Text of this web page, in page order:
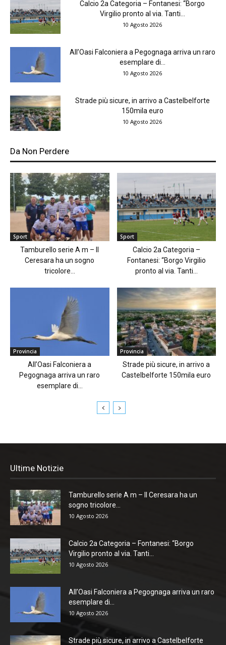
Calcio 2a Categoria – Fontanesi: “Borgo
Virgilio pronto al via. Tanti...
10 Agosto 2026
All’Oasi Falconiera a Pegognaga arriva un raro
esemplare di...
10 Agosto 2026
Strade più sicure, in arrivo a Castelbelforte
150mila euro
10 Agosto 2026
Da Non Perdere
Sport
Tamburello serie A m – Il
Ceresara ha un sogno
tricolore...
Sport
Calcio 2a Categoria –
Fontanesi: “Borgo Virgilio
pronto al via. Tanti...
Provincia
All’Oasi Falconiera a
Pegognaga arriva un raro
esemplare di...
Provincia
Strade più sicure, in arrivo a
Castelbelforte 150mila euro
Ultime Notizie
Tamburello serie A m – Il Ceresara ha un
sogno tricolore...
10 Agosto 2026
Calcio 2a Categoria – Fontanesi: “Borgo
Virgilio pronto al via. Tanti...
10 Agosto 2026
All’Oasi Falconiera a Pegognaga arriva un raro
esemplare di...
10 Agosto 2026
Strade più sicure, in arrivo a Castelbelforte